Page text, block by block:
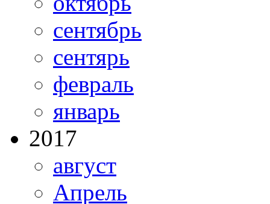
сентябрь
сентярь
февраль
январь
2017
август
Апрель